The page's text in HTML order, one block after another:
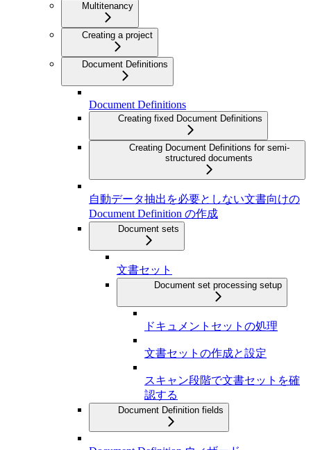
Multitenancy
Creating a project
Document Definitions
Document Definitions
Creating fixed Document Definitions
Creating Document Definitions for semi-
structured documents
自動データ抽出を必要としない文書向けの
Document Definition の作成
Document sets
文書セット
Document set processing setup
ドキュメントセットの処理
文書セットの作成と設定
スキャン段階で文書セットを確
認する
Document Definition fields